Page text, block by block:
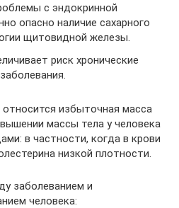
с эндокринной
опасно наличие сахарного
щитовидной железы.
риск хронические
избыточная масса
массы тела у человека
в частности, когда в крови
низкой плотности.
заболеванием и
человека: